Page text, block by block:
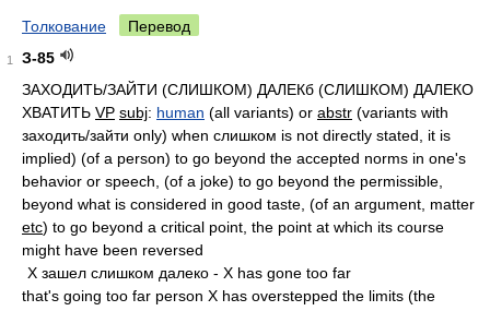
Толкование Перевод
1
З-85
ЗАХОДИТЬ/ЗАЙТИ (СЛИШКОМ) ДАЛЕКб (СЛИШКОМ) ДАЛЕКО
ХВАТИТЬ VP subj: human (all variants) or abstr (variants with
заходить/зайти only) when слишком is not directly stated, it is
implied) (of a person) to go beyond the accepted norms in one's
behavior or speech, (of a joke) to go beyond the permissible,
beyond what is considered in good taste, (of an argument, matter
etc) to go beyond a critical point, the point at which its course
might have been reversed
X зашел слишком далеко - X has gone too far
that's going too far person X has overstepped the limits (the